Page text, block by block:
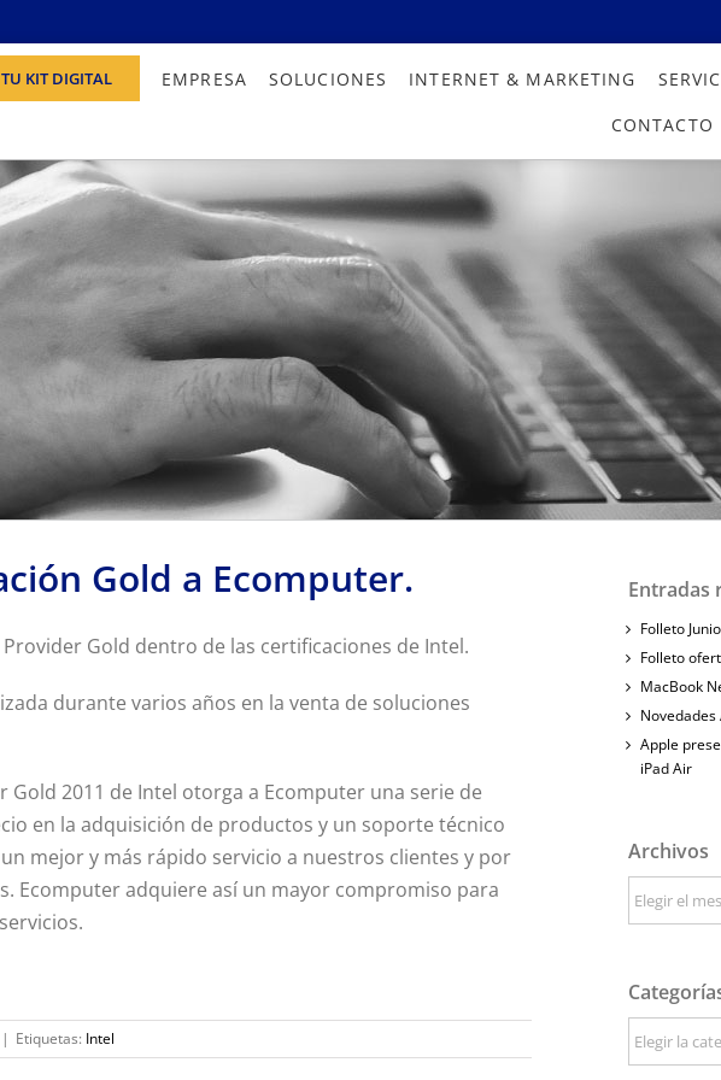
KIT DIGITAL EMPRESA SOLUCIONES INTERNET & MARKETING
CONTACTO
Gold a Ecomputer.
Gold dentro de las certificaciones de Intel.
durante varios años en la venta de soluciones
2011 de Intel otorga a Ecomputer una serie de
en la adquisición de productos y un soporte técnico
mejor y más rápido servicio a nuestros clientes y por
Ecomputer adquiere así un mayor compromiso para
| Etiquetas: Intel
Entradas
Folleto
Folleto
MacBook
Apple
iPad Air
Archivos
Archivos
Categorías